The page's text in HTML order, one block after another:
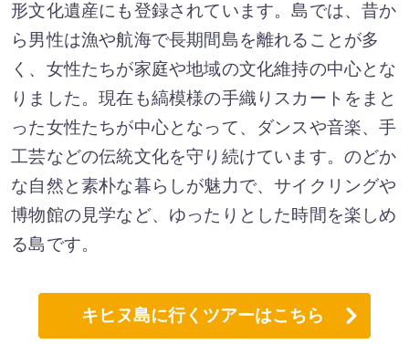
形文化遺産にも登録されています。島では、昔か
ら男性は漁や航海で長期間島を離れることが多
く、女性たちが家庭や地域の文化維持の中心とな
りました。現在も縞模様の手織りスカートをまと
った女性たちが中心となって、ダンスや音楽、手
工芸などの伝統文化を守り続けています。のどか
な自然と素朴な暮らしが魅力で、サイクリングや
博物館の見学など、ゆったりとした時間を楽しめ
る島です。
キヒヌ島に行くツアーはこちら